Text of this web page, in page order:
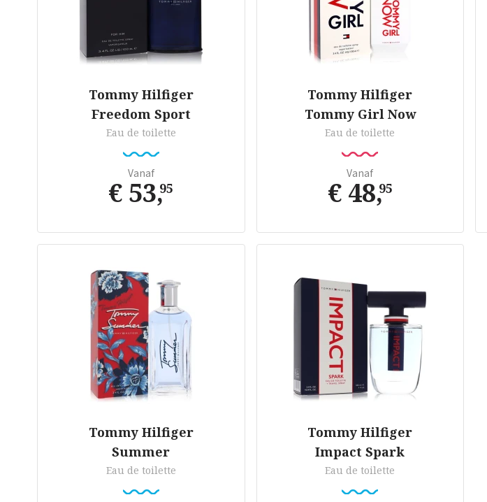
Tommy Hilfiger
Freedom Sport
Eau de toilette
Vanaf
€ 53,95
Tommy Hilfiger
Tommy Girl Now
Eau de toilette
Vanaf
€ 48,95
Tommy Hilfiger
Summer
Eau de toilette
Tommy Hilfiger
Impact Spark
Eau de toilette